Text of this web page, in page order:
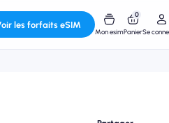
les forfaits eSIM
Mon esim
0
PanierSe